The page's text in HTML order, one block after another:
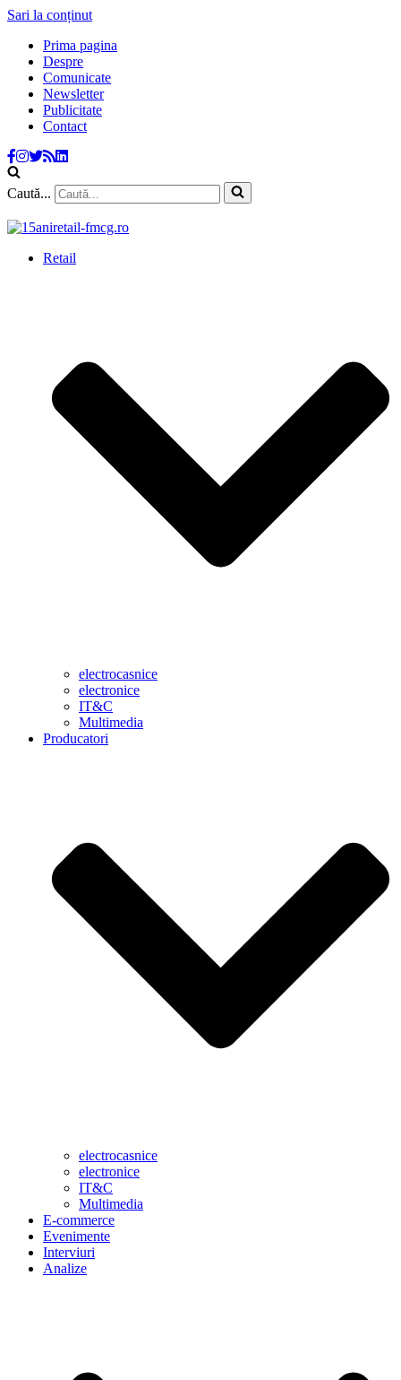
Sari la conținut
Prima pagina
Despre
Comunicate
Newsletter
Publicitate
Contact
Caută...
Retail
electrocasnice
electronice
IT&C
Multimedia
Producatori
electrocasnice
electronice
IT&C
Multimedia
E-commerce
Evenimente
Interviuri
Analize